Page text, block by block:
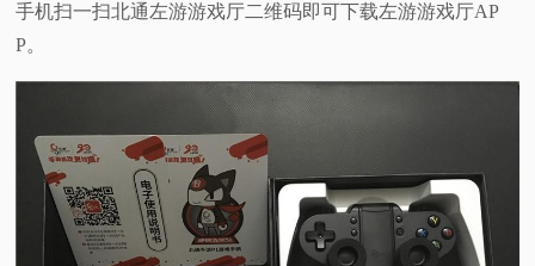
手机扫一扫北通左游游戏厅二维码即可下载左游游戏厅AP
P。